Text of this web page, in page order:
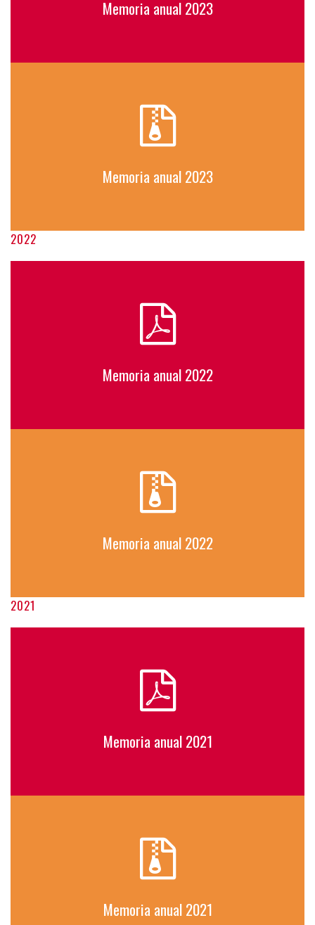
Memoria anual 2023
Memoria anual 2023
2022
Memoria anual 2022
Memoria anual 2022
2021
Memoria anual 2021
Memoria anual 2021